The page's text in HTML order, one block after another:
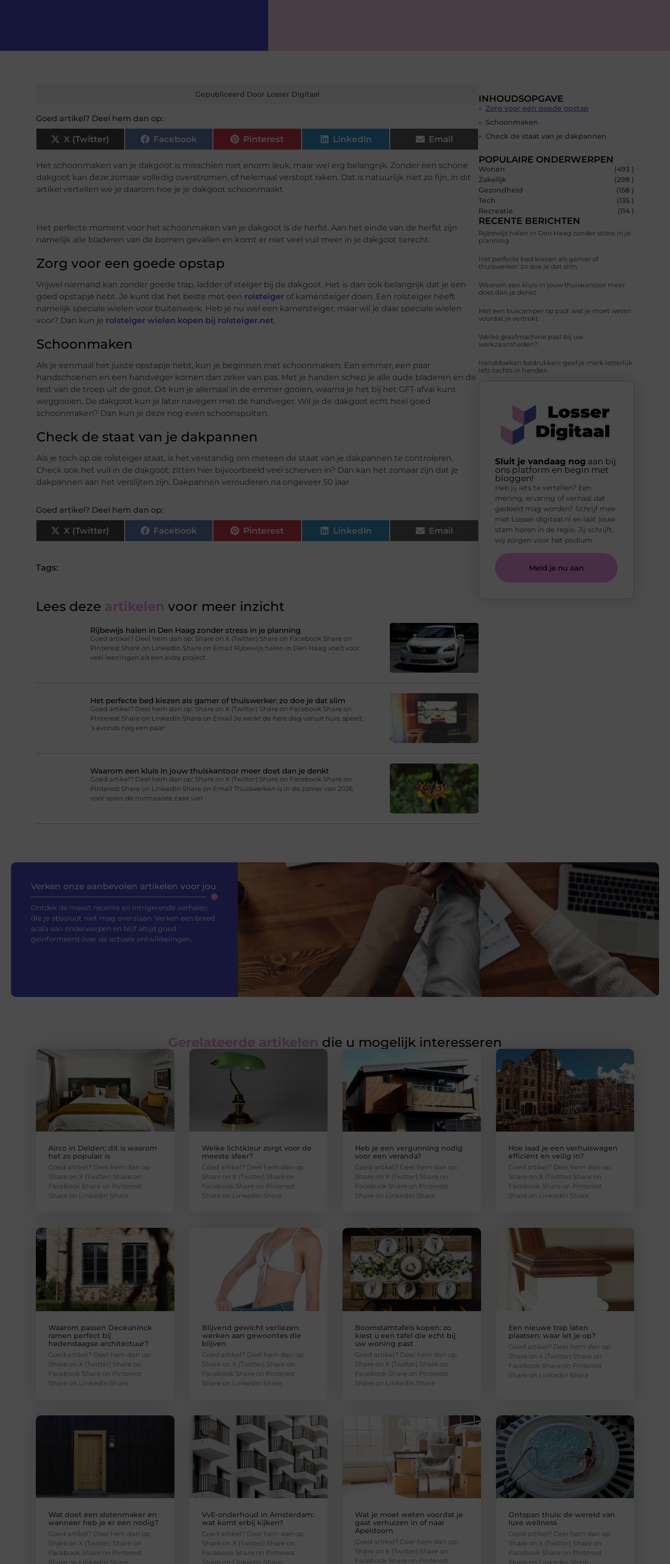
Gepubliceerd Door Losser Digitaal
Goed artikel? Deel hem dan op:
X (Twitter) Facebook Pinterest LinkedIn Email
Het schoonmaken van je dakgoot is misschien niet enorm leuk, maar wel erg belangrijk. Zonder een schone
dakgoot kan deze zomaar volledig overstromen, of helemaal verstopt raken. Dat is natuurlijk niet zo fijn, in dit
artikel vertellen we je daarom hoe je je dakgoot schoonmaakt.
Het perfecte moment voor het schoonmaken van je dakgoot is de herfst. Aan het einde van de herfst zijn
namelijk alle bladeren van de bomen gevallen en komt er niet veel vuil meer in je dakgoot terecht.
Zorg voor een goede opstap
Vrijwel niemand kan zonder goede trap, ladder of steiger bij de dakgoot. Het is dan ook belangrijk dat je een
goed opstapje hebt. Je kunt dat het beste met een rolsteiger of kamersteiger doen. Een rolsteiger heeft
namelijk speciale wielen voor buitenwerk. Heb je nu wel een kamersteiger, maar wil je daar speciale wielen
voor? Dan kun je rolsteiger wielen kopen bij rolsteiger.net.
Schoonmaken
Als je eenmaal het juiste opstapje hebt, kun je beginnen met schoonmaken. Een emmer, een paar
handschoenen en een handveger komen dan zeker van pas. Met je handen schep je alle oude bladeren en de
rest van de troep uit de goot. Dit kun je allemaal in de emmer gooien, waarna je het bij het GFT-afval kunt
weggooien. De dakgoot kun je later navegen met de handveger. Wil je de dakgoot echt heel goed
schoonmaken? Dan kun je deze nog even schoonspuiten.
Check de staat van je dakpannen
Als je toch op de rolsteiger staat, is het verstandig om meteen de staat van je dakpannen te controleren.
Check ook het vuil in de dakgoot, zitten hier bijvoorbeeld veel scherven in? Dan kan het zomaar zijn dat je
dakpannen aan het verslijten zijn. Dakpannen verouderen na ongeveer 50 jaar.
Goed artikel? Deel hem dan op:
X (Twitter) Facebook Pinterest LinkedIn Email
Tags:
Lees deze artikelen voor meer inzicht
Rijbewijs halen in Den Haag zonder stress in je planning
Goed artikel? Deel hem dan op: Share on X (Twitter) Share on Facebook Share on
Pinterest Share on LinkedIn Share on Email Rijbewijs halen in Den Haag voelt voor
veel leerlingen als een extra project
Het perfecte bed kiezen als gamer of thuiswerker: zo doe je dat slim
Goed artikel? Deel hem dan op: Share on X (Twitter) Share on Facebook Share on
Pinterest Share on LinkedIn Share on Email Je werkt de hele dag vanuit huis, speelt
’s avonds nog een paar
Waarom een kluis in jouw thuiskantoor meer doet dan je denkt
Goed artikel? Deel hem dan op: Share on X (Twitter) Share on Facebook Share on
Pinterest Share on LinkedIn Share on Email Thuiswerken is in de zomer van 2026
voor velen de normaalste zaak van
INHOUDSOPGAVE
Zorg voor een goede opstap
Schoonmaken
Check de staat van je dakpannen
POPULAIRE ONDERWERPEN
Wonen
(493 )
Zakelijk
(298 )
Gezondheid
(158 )
Tech
(135 )
Recreatie
(114 )
RECENTE BERICHTEN
Rijbewijs halen in Den Haag zonder stress in je
planning
Het perfecte bed kiezen als gamer of
thuiswerker: zo doe je dat slim
Waarom een kluis in jouw thuiskantoor meer
doet dan je denkt
Met een buscamper op pad: wat je moet weten
voordat je vertrekt
Welke graafmachine past bij uw
werkzaamheden?
Handdoeken bedrukken: geef je merk letterlijk
iets zachts in handen
Sluit je vandaag nog aan bij
ons platform en begin met
bloggen!
Heb jij iets te vertellen? Een
mening, ervaring of verhaal dat
gedeeld mag worden? Schrijf mee
met Losser-digitaal.nl en laat jouw
stem horen in de regio. Jij schrijft,
wij zorgen voor het podium.
Meld je nu aan
Verken onze aanbevolen artikelen voor jou
Ontdek de meest recente en intrigerende verhalen
die je absoluut niet mag overslaan. Verken een breed
scala aan onderwerpen en blijf altijd goed
geïnformeerd over de actuele ontwikkelingen.
Gerelateerde artikelen die u mogelijk interesseren
Airco in Delden; dit is waarom
het zo populair is
Goed artikel? Deel hem dan op:
Share on X (Twitter) Share on
Facebook Share on Pinterest
Share on LinkedIn Share
Welke lichtkleur zorgt voor de
meeste sfeer?
Goed artikel? Deel hem dan op:
Share on X (Twitter) Share on
Facebook Share on Pinterest
Share on LinkedIn Share
Heb je een vergunning nodig
voor een veranda?
Goed artikel? Deel hem dan op:
Share on X (Twitter) Share on
Facebook Share on Pinterest
Share on LinkedIn Share
Hoe laad je een verhuiswagen
efficiënt en veilig in?
Goed artikel? Deel hem dan op:
Share on X (Twitter) Share on
Facebook Share on Pinterest
Share on LinkedIn Share
Waarom passen Deceuninck
ramen perfect bij
hedendaagse architectuur?
Goed artikel? Deel hem dan op:
Share on X (Twitter) Share on
Facebook Share on Pinterest
Share on LinkedIn Share
Blijvend gewicht verliezen:
werken aan gewoontes die
blijven
Goed artikel? Deel hem dan op:
Share on X (Twitter) Share on
Facebook Share on Pinterest
Share on LinkedIn Share
Boomstamtafels kopen: zo
kiest u een tafel die echt bij
uw woning past
Goed artikel? Deel hem dan op:
Share on X (Twitter) Share on
Facebook Share on Pinterest
Share on LinkedIn Share
Een nieuwe trap laten
plaatsen: waar let je op?
Goed artikel? Deel hem dan op:
Share on X (Twitter) Share on
Facebook Share on Pinterest
Share on LinkedIn Share
Wat doet een slotenmaker en
wanneer heb je er een nodig?
Goed artikel? Deel hem dan op:
Share on X (Twitter) Share on
Facebook Share on Pinterest
Share on LinkedIn Share
VvE-onderhoud in Amsterdam:
wat komt erbij kijken?
Goed artikel? Deel hem dan op:
Share on X (Twitter) Share on
Facebook Share on Pinterest
Share on LinkedIn Share
Wat je moet weten voordat je
gaat verhuizen in of naar
Apeldoorn
Goed artikel? Deel hem dan op:
Share on X (Twitter) Share on
Facebook Share on Pinterest
Ontspan thuis: de wereld van
luxe wellness
Goed artikel? Deel hem dan op:
Share on X (Twitter) Share on
Facebook Share on Pinterest
Share on LinkedIn Share